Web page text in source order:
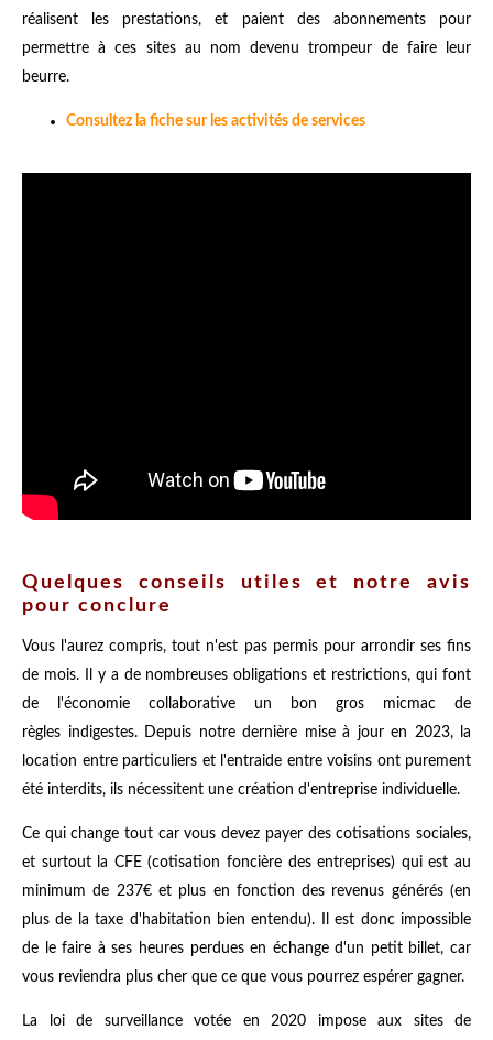
réalisent les prestations, et paient des abonnements pour
permettre à ces sites au nom devenu trompeur de faire leur
beurre.
Consultez la fiche sur les activités de services
Quelques conseils utiles et notre avis
pour conclure
Vous l'aurez compris, tout n'est pas permis pour arrondir ses fins
de mois. Il y a de nombreuses obligations et restrictions, qui font
de l'économie collaborative un bon gros micmac de
règles indigestes. Depuis notre dernière mise à jour en 2023, la
location entre particuliers et l'entraide entre voisins ont purement
été interdits, ils nécessitent une création d'entreprise individuelle.
Ce qui change tout car vous devez payer des cotisations sociales,
et surtout la CFE (cotisation foncière des entreprises) qui est au
minimum de 237€ et plus en fonction des revenus générés (en
plus de la taxe d'habitation bien entendu). Il est donc impossible
de le faire à ses heures perdues en échange d'un petit billet, car
vous reviendra plus cher que ce que vous pourrez espérer gagner.
La loi de surveillance votée en 2020 impose aux sites de